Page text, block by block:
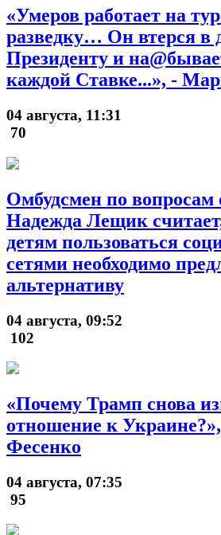
«Умеров работает на
разведку… Он втерся в
Президенту и
каждой Ставке...», -
04 августа, 11:31
70
Омбудсмен по вопросам
Надежда Лещик
детям пользоваться
сетями необходимо
альтернативу
04 августа, 09:52
102
«Почему Трамп снова
отношение к
Фесенко
04 августа, 07:35
95